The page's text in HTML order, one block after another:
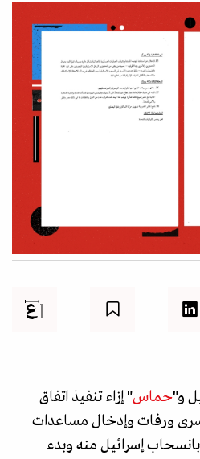
و"حماس" إزاء تنفيذ اتفاق
ورفات وإدخال مساعدات
بانسحاب إسرائيل منه وبدء